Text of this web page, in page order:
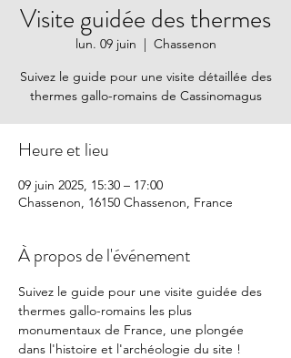
Visite guidée des thermes
lun. 09 juin
  |
Chassenon
Suivez le guide pour une visite détaillée des
thermes gallo-romains de Cassinomagus
Heure et lieu
09 juin 2025, 15:30 – 17:00
Chassenon, 16150 Chassenon, France
À propos de l'événement
Suivez le guide pour une visite guidée des
thermes gallo-romains les plus
monumentaux de France, une plongée
dans l'histoire et l'archéologie du site !